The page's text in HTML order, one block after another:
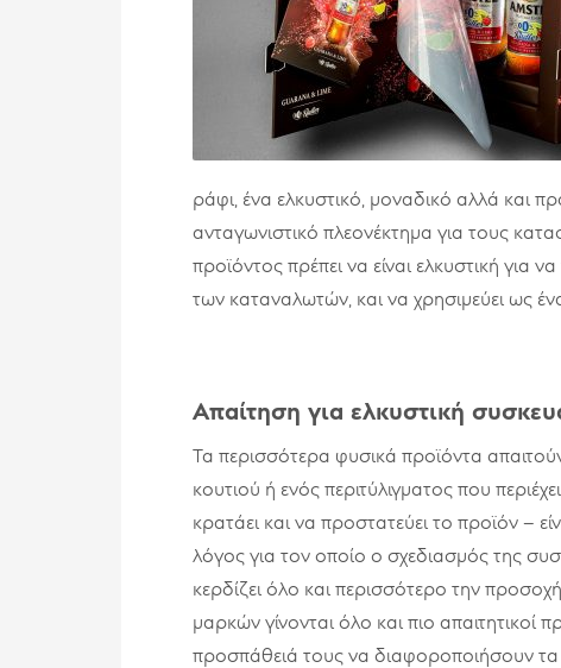
ράφι, ένα ελκυστικό, μοναδικό αλλά και
ανταγωνιστικό πλεονέκτημα για τους
προϊόντος πρέπει να είναι ελκυστική για
των καταναλωτών, και να χρησιμεύει ως
Απαίτηση για ελκυστική
Τα περισσότερα φυσικά προϊόντα
κουτιού ή ενός περιτύλιγματος που
κρατάει και να προστατεύει το προϊόν –
λόγος για τον οποίο ο σχεδιασμός της
κερδίζει όλο και περισσότερο την
μαρκών γίνονται όλο και πιο
προσπάθειά τους να διαφοροποιήσουν